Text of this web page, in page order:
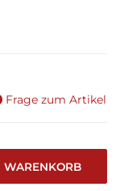
Frage zum Artikel
WARENKORB